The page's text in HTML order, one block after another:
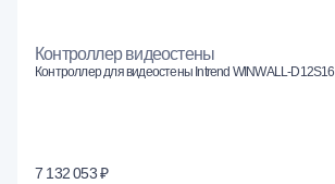
Контроллер видеостены
Контроллер для видеостены Intrend WINWALL-D12S16
7 132 053 ₽